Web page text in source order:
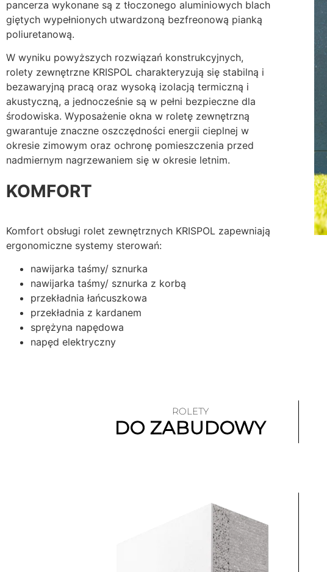
pancerza wykonane są z tłoczonego aluminiowych blach
giętych wypełnionych utwardzoną bezfreonową pianką
poliuretanową.
W wyniku powyższych rozwiązań konstrukcyjnych,
rolety zewnętrzne KRISPOL charakteryzują się stabilną i
bezawaryjną pracą oraz wysoką izolacją termiczną i
akustyczną, a jednocześnie są w pełni bezpieczne dla
środowiska. Wyposażenie okna w roletę zewnętrzną
gwarantuje znaczne oszczędności energii cieplnej w
okresie zimowym oraz ochronę pomieszczenia przed
nadmiernym nagrzewaniem się w okresie letnim.
KOMFORT
Komfort obsługi rolet zewnętrznych KRISPOL zapewniają
ergonomiczne systemy sterowań:
nawijarka taśmy/ sznurka
nawijarka taśmy/ sznurka z korbą
przekładnia łańcuszkowa
przekładnia z kardanem
sprężyna napędowa
napęd elektryczny
ROLETY
DO ZABUDOWY